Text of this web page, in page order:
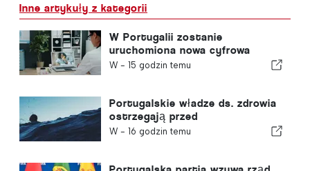
Inne artykuły z kategorii
W Portugalii zostanie
uruchomiona nowa cyfrowa
platforma opieki zdrowotnej
W - 15 godzin temu
Portugalskie władze ds. zdrowia
ostrzegają przed
niebezpieczeństwem utonięcia
W - 16 godzin temu